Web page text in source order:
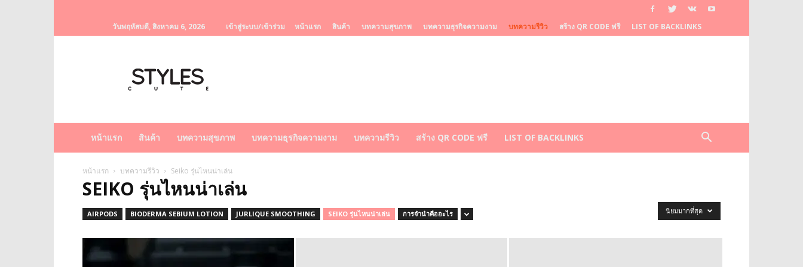
วันพฤหัสบดี, สิงหาคม 6, 2026 เข้าสู่ระบบ/เข้าร่วม หน้าแรก สินค้า บทความสุขภาพ บทความธุรกิจความงาม บทความรีวิว สร้าง QR CODE ฟรี LIST OF BACKLINKS
เรื่อง
ราว
ครีม
หน้า
ขาว
ครีม
หน้า
หน้าแรก สินค้า บทความสุขภาพ บทความธุรกิจความงาม บทความรีวิว สร้าง QR CODE ฟรี LIST OF BACKLINKS
หน้าแรก บทความรีวิว Seiko รุ่นไหนน่าเล่น
SEIKO รุ่นไหนน่าเล่น
AIRPODS BIODERMA SEBIUM LOTION JURLIQUE SMOOTHING SEIKO รุ่นไหนน่าเล่น การจำนำคืออะไร นิยมมากที่สุด